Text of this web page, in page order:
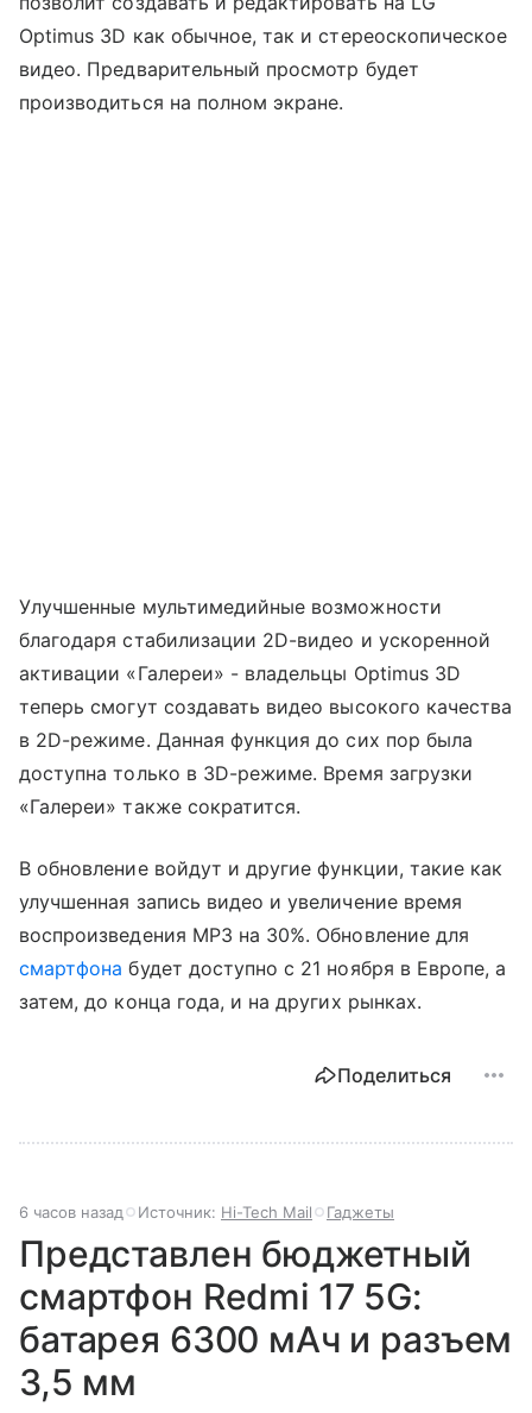
Optimus 3D как обычное, так и стереоскопическое
видео. Предварительный просмотр будет
производиться на полном экране.
Улучшенные мультимедийные возможности
благодаря стабилизации 2D-видео и ускоренной
активации «Галереи» - владельцы Optimus 3D
теперь смогут создавать видео высокого качества
в 2D-режиме. Данная функция до сих пор была
доступна только в 3D-режиме. Время загрузки
«Галереи» также сократится.
В обновление войдут и другие функции, такие как
улучшенная запись видео и увеличение время
воспроизведения MP3 на 30%. Обновление для
смартфона будет доступно с 21 ноября в Европе, а
затем, до конца года, и на других рынках.
Поделиться
6 часов назад Источник: Hi-Tech Mail Гаджеты
Представлен бюджетный
смартфон Redmi 17 5G:
батарея 6300 мАч и разъем
3,5 мм